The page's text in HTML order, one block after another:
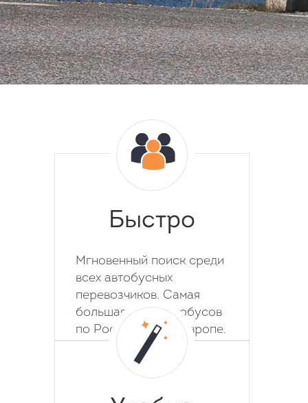
Быстро
Мгновенный поиск среди
всех автобусных
перевозчиков. Самая
большая база автобусов
по России, СНГ и Европе.